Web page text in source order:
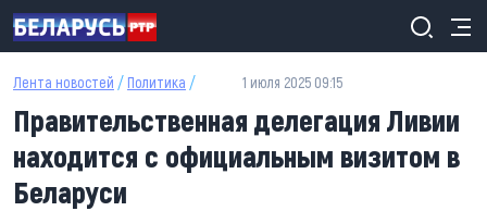
Перейти к основному содержанию
Лента новостей / Политика / 1 июля 2025 09:15
Правительственная делегация Ливии
находится с официальным визитом в
Беларуси